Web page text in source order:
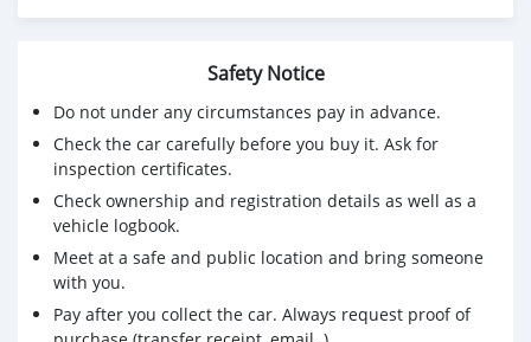
รถไมล์ไม่ตรงยินดีคืนเงินเต็มจำนวนพร้อมค่าเสียเวลา)
✅บริการจัดไฟแนนซ์ ทั่วประเทศ อยู่ต่างจังหวัดก็ออกรถได้
✅รับประกันเครื่อง-เกียร์ 2 ปี หรือ 20,000 km. ทั่วประเทศ
✅บริการช่วยเหลือฉุกเฉิน 24 ชม. ทั่วประเทศ
✅รับประกันรถไม่เคยมีอุบัติเหตุ การันตีตัวถังสวย 100% ระบุ
ในสัญญา
✅บริการส่งรถ ทุกจังหวัด ทุกอําเภอ ทั่วประเทศ
🌟เงื่อนไขเป็นไปตามที่บริษัทกำหนด🌟
📌 ดูรถแถวบางแค ถ. กาญจนาภิเษก กทม.
ติดต่อสอบถาม
Tel & Line : 0838516442
#Honda #BRV #SUV #ฮอนด้า #บีอาร์วี #ฮอนด้ามือสอง
Safety Notice
Do not under any circumstances pay in advance.
Check the car carefully before you buy it. Ask for
inspection certificates.
Check ownership and registration details as well as a
vehicle logbook.
Meet at a safe and public location and bring someone
with you.
Pay after you collect the car. Always request proof of